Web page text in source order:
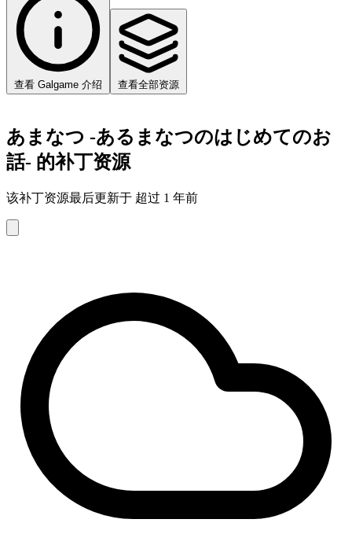
查看 Galgame 介绍 查看全部资源
あまなつ -あるまなつのはじめてのお
話- 的补丁资源
该补丁资源最后更新于 超过 1 年前